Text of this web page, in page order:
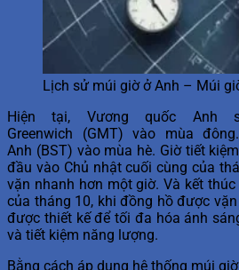
Lịch sử múi giờ ở Anh – Múi
Hiện tại, Vương quốc Anh
Greenwich (GMT) vào mùa
Anh (BST) vào mùa hè. Giờ tiết
đầu vào Chủ nhật cuối cùng của
vặn nhanh hơn một giờ. Và kết
của tháng 10, khi đồng hồ được
được thiết kế để tối đa hóa ánh
và tiết kiệm năng lượng.
Bằng cách áp dụng hệ thống múi